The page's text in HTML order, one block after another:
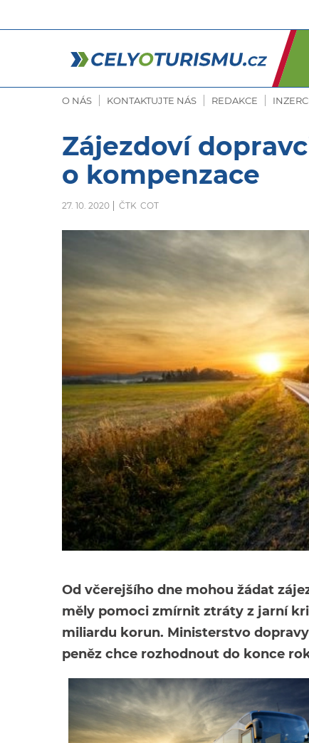
O NÁS KONTAKTUJTE NÁS REDAKCE
Zájezdoví
o kompenzace
27. 10. 2020 ČTK COT
Od včerejšího dne mohou žádat
měly pomoci zmírnit ztráty z jarní
miliardu korun. Ministerstvo
peněz chce rozhodnout do konce